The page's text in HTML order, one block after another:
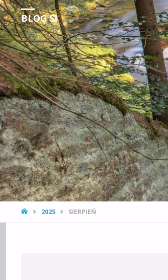
BLOG SI
Obserwacje Rzeczywistości
STRONA
2025 SIERPIEŃ